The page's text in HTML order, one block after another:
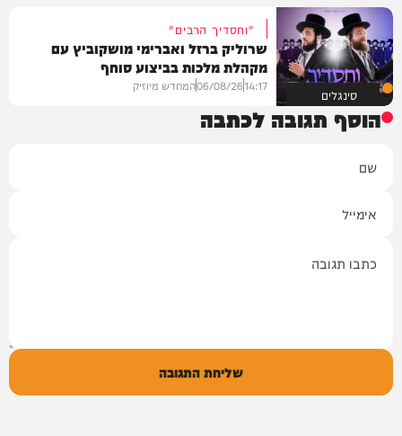
סינגלים
"וחסדיך הרבים"
שרוליק ברזל ואברימי מושקוביץ עם
מקהלת מלכות בביצוע סוחף
14:17
06/08/26המחדש מיוזיק
הוסף תגובה לכתבה
שליחת התגובה